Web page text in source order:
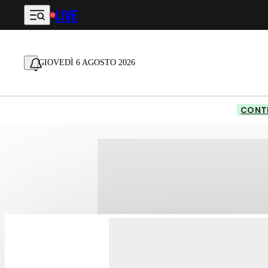
Vai al contenuto principale
LIVE
GIOVEDÌ 6 AGOSTO 2026